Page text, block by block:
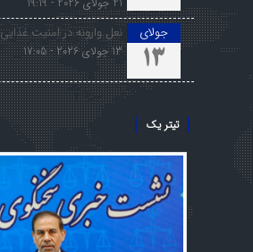
جولای
13
نعل وارونه در امنیت غذایی
13 جولای 2026 - 17:05
تیتر یک